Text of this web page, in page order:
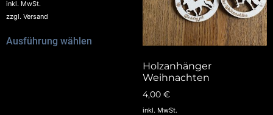
inkl. MwSt.
zzgl. Versand
Ausführung wählen
Holzanhänger
Weihnachten
4,00 €
inkl. MwSt.